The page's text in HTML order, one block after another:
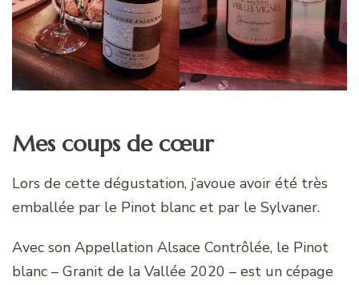
Mes coups de cœur
Lors de cette dégustation, j’avoue avoir été très
emballée par le Pinot blanc et par le Sylvaner.
Avec son Appellation Alsace Contrôlée, le Pinot
blanc – Granit de la Vallée 2020 – est un cépage